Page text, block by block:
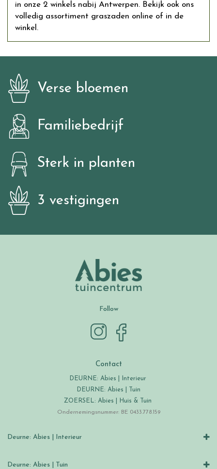
in onze 2 winkels nabij Antwerpen. Bekijk ook ons
volledig assortiment graszaden online of in de
winkel.
Verse bloemen
Familiebedrijf
Sterk in planten
3 vestigingen
Follow
Contact
DEURNE: Abies | Interieur
DEURNE: Abies | Tuin
ZOERSEL: Abies | Huis & Tuin
Ondernemingsnummer: BE 0433.778.159
Deurne: Abies | Interieur
Deurne: Abies | Tuin